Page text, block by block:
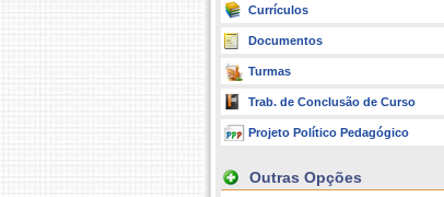
Currículos
Documentos
Turmas
Trab. de Conclusão de Curso
Projeto Político Pedagógico
Outras Opções